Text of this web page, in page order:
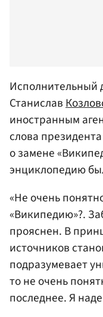
Исполнительный
Станислав
иностранным
слова
о замене
энциклопедию
«Не очень
«Википедию»?.
прояснен. В
источников
подразумевает
то не очень
последнее. Я